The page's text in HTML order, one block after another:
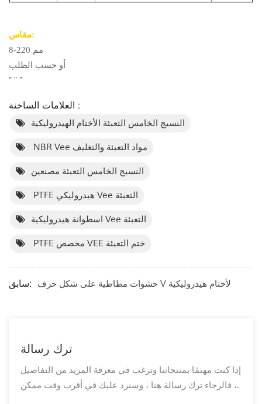
مقاس:
8-220 مم
أو حسب الطلب
" " "
العلامات الساخنة :
النسيج الخامس التعبئة الأختام الهيدروليكية
NBR Vee مواد التعبئة والتغليف
النسيج الخامس التعبئة مصنعين
PTFE هيدروليكي Vee التعبئة
اسطوانة هيدروليكية Vee التعبئة
PTFE مخصص VEE ختم التعبئة
سابق: حشوات مطاطية على شكل حرف V لأختام هيدروليكية
ترك رسالة
إذا كنت مهتمًا بمنتجاتنا وترغب في معرفة المزيد من التفاصيل
، فالرجاء ترك رسالة هنا ، وسنرد عليك في أقرب وقت ممكن.